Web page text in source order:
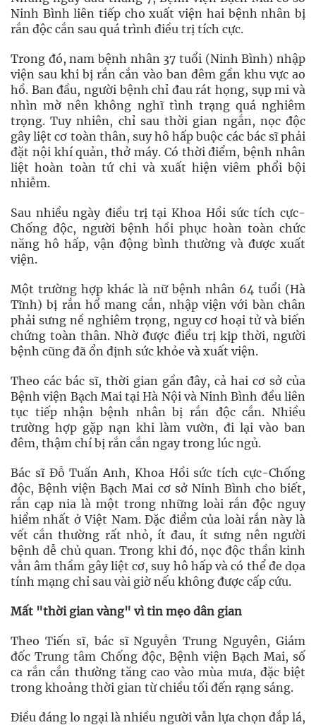
Ninh Bình liên tiếp cho xuất viện hai bệnh nhân bị
rắn độc cắn sau quá trình điều trị tích cực.
Trong đó, nam bệnh nhân 37 tuổi (Ninh Bình) nhập
viện sau khi bị rắn cắn vào ban đêm gần khu vực ao
hồ. Ban đầu, người bệnh chỉ đau rát họng, sụp mi và
nhìn mờ nên không nghĩ tình trạng quá nghiêm
trọng. Tuy nhiên, chỉ sau thời gian ngắn, nọc độc
gây liệt cơ toàn thân, suy hô hấp buộc các bác sĩ phải
đặt nội khí quản, thở máy. Có thời điểm, bệnh nhân
liệt hoàn toàn tứ chi và xuất hiện viêm phổi bội
nhiễm.
Sau nhiều ngày điều trị tại Khoa Hồi sức tích cực-
Chống độc, người bệnh hồi phục hoàn toàn chức
năng hô hấp, vận động bình thường và được xuất
viện.
Một trường hợp khác là nữ bệnh nhân 64 tuổi (Hà
Tĩnh) bị rắn hổ mang cắn, nhập viện với bàn chân
phải sưng nề nghiêm trọng, nguy cơ hoại tử và biến
chứng toàn thân. Nhờ được điều trị kịp thời, người
bệnh cũng đã ổn định sức khỏe và xuất viện.
Theo các bác sĩ, thời gian gần đây, cả hai cơ sở của
Bệnh viện Bạch Mai tại Hà Nội và Ninh Bình đều liên
tục tiếp nhận bệnh nhân bị rắn độc cắn. Nhiều
trường hợp gặp nạn khi làm vườn, đi lại vào ban
đêm, thậm chí bị rắn cắn ngay trong lúc ngủ.
Bác sĩ Đỗ Tuấn Anh, Khoa Hồi sức tích cực-Chống
độc, Bệnh viện Bạch Mai cơ sở Ninh Bình cho biết,
rắn cạp nia là một trong những loài rắn độc nguy
hiểm nhất ở Việt Nam. Đặc điểm của loài rắn này là
vết cắn thường rất nhỏ, ít đau, ít sưng nên người
bệnh dễ chủ quan. Trong khi đó, nọc độc thần kinh
vẫn âm thầm gây liệt cơ, suy hô hấp và có thể đe dọa
tính mạng chỉ sau vài giờ nếu không được cấp cứu.
Mất "thời gian vàng" vì tin mẹo dân gian
Theo Tiến sĩ, bác sĩ Nguyễn Trung Nguyên, Giám
đốc Trung tâm Chống độc, Bệnh viện Bạch Mai, số
ca rắn cắn thường tăng cao vào mùa mưa, đặc biệt
trong khoảng thời gian từ chiều tối đến rạng sáng.
Điều đáng lo ngại là nhiều người vẫn lựa chọn đắp lá,